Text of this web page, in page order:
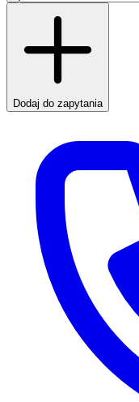
Dodaj do zapytania